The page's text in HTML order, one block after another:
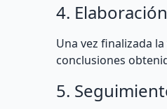
4.
Una vez finalizada
conclusiones
5.